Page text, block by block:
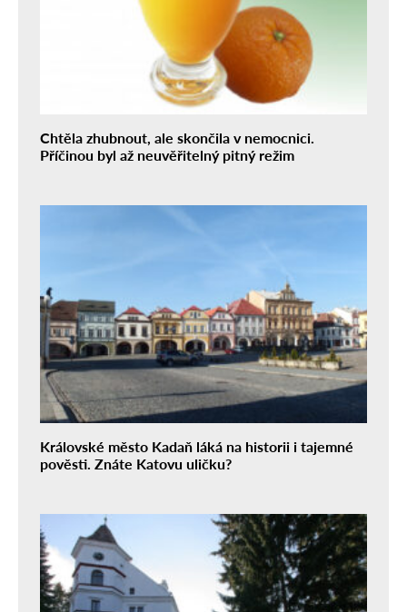
Chtěla zhubnout, ale skončila v nemocnici.
Příčinou byl až neuvěřitelný pitný režim
Královské město Kadaň láká na historii i tajemné
pověsti. Znáte Katovu uličku?